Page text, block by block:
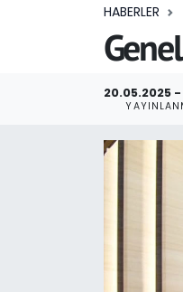
HABERLER
20.05.2025